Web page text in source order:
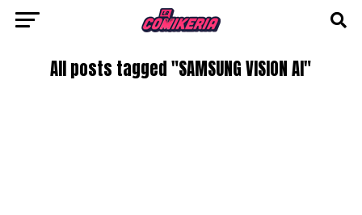
All posts tagged "SAMSUNG VISION AI"